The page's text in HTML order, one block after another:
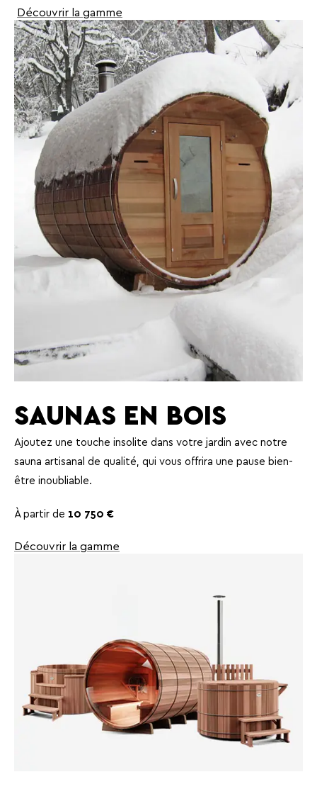
Découvrir la gamme
SAUNAS EN BOIS
Ajoutez une touche insolite dans votre jardin avec notre
sauna artisanal de qualité, qui vous offrira une pause bien-
être inoubliable.
À partir de 10 750 €
Découvrir la gamme